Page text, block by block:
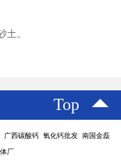
土。
Top
西碳酸钙 氧化钙批发 南国金磊
厂